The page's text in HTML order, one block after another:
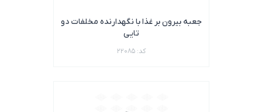
جعبه بیرون بر غذا با نگهدارنده مخلفات دو
تایی
کد: 22085